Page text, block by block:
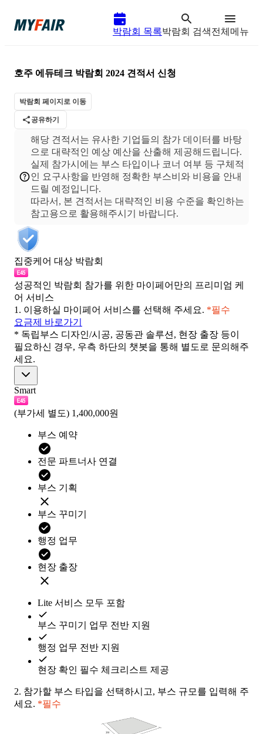
박람회 목록박람회 검색전체메뉴
호주 에듀테크 박람회 2024 견적서 신청
박람회 페이지로 이동
공유하기
해당 견적서는 유사한 기업들의 참가 데이터를 바탕
으로 대략적인 예상 예산을 산출해 제공해드립니다.
실제 참가시에는 부스 타입이나 코너 여부 등 구체적
인 요구사항을 반영해 정확한 부스비와 비용을 안내
드릴 예정입니다.
따라서, 본 견적서는 대략적인 비용 수준을 확인하는
집중케어 대상 박람회
성공적인 박람회 참가를 위한 마이페어만의 프리미엄 케
어 서비스
1. 이용하실 마이페어 서비스를 선택해 주세요. *필수
요금제 바로가기
* 독립부스 디자인/시공, 공동관 솔루션, 현장 출장 등이
필요하신 경우, 우측 하단의 챗봇을 통해 별도로 문의해주
세요.
Smart
(부가세 별도) 1,400,000원
부스 예약
전문 파트너사 연결
부스 기획
부스 꾸미기
행정 업무
현장 출장
Lite 서비스 모두 포함
부스 꾸미기 업무 전반 지원
행정 업무 전반 지원
현장 확인 필수 체크리스트 제공
2. 참가할 부스 타입을 선택하시고, 부스 규모를 입력해 주
세요. *필수